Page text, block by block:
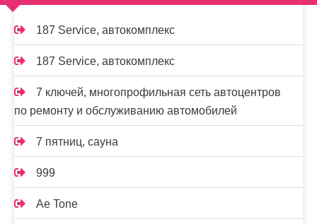
187 Service, автокомплекс
187 Service, автокомплекс
7 ключей, многопрофильная сеть автоцентров
по ремонту и обслуживанию автомобилей
7 пятниц, сауна
999
Ae Tone